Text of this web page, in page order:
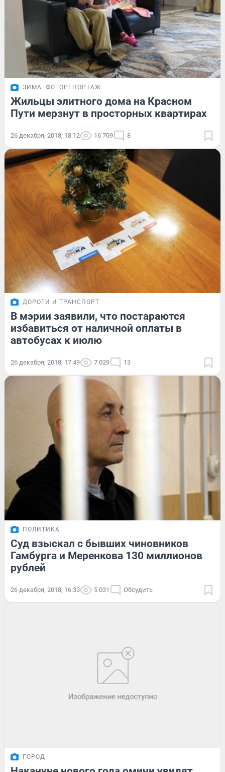
ЗИМА ФОТОРЕПОРТАЖ
Жильцы элитного дома на Красном
Пути мерзнут в просторных квартирах
26 декабря, 2018, 18:12 16 709 8
ДОРОГИ И ТРАНСПОРТ
В мэрии заявили, что постараются
избавиться от наличной оплаты в
автобусах к июлю
26 декабря, 2018, 17:49 7 029 13
ПОЛИТИКА
Суд взыскал с бывших чиновников
Гамбурга и Меренкова 130 миллионов
рублей
26 декабря, 2018, 16:33 5 031 Обсудить
ГОРОД